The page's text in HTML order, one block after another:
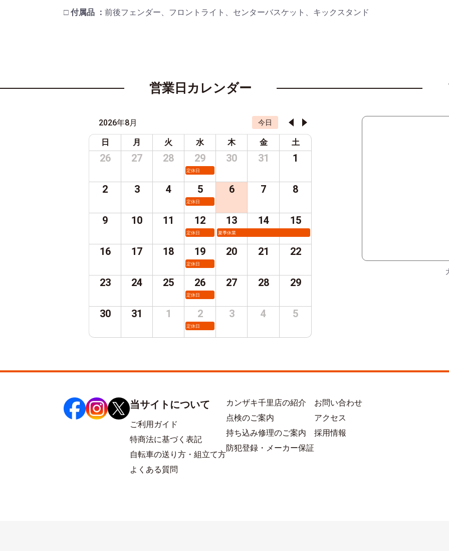
□ 付属品 ： 前後フェンダー、フロントライト、センターバスケット、キックスタンド
営業日カレンダー
2026年8月 今日
日 月 火 水 木 金 土
26 27 28 29
定休日
30 31 1
2 3 4 5
定休日
6 7 8
9 10 11 12
定休日
13
夏季休業
14 15
16 17 18 19
定休日
20 21 22
23 24 25 26
定休日
27 28 29
30 31 1 2
定休日
3 4 5
当サイトについて
ご利用ガイド
特商法に基づく表記
自転車の送り方・組立て方
よくある質問
カンザキ千里店の紹介
点検のご案内
持ち込み修理のご案内
防犯登録・メーカー保証
お問い合わせ
アクセス
採用情報